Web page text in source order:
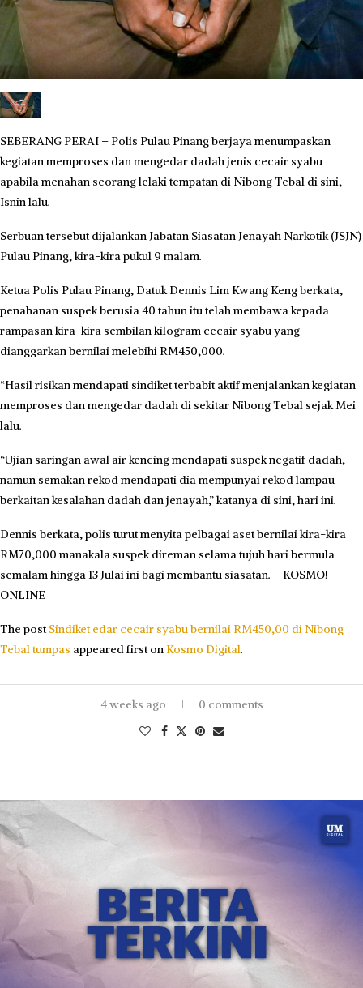
SEBERANG PERAI – Polis Pulau Pinang berjaya menumpaskan
kegiatan memproses dan mengedar dadah jenis cecair syabu
apabila menahan seorang lelaki tempatan di Nibong Tebal di sini,
Isnin lalu.
Serbuan tersebut dijalankan Jabatan Siasatan Jenayah Narkotik (JSJN)
Pulau Pinang, kira-kira pukul 9 malam.
Ketua Polis Pulau Pinang, Datuk Dennis Lim Kwang Keng berkata,
penahanan suspek berusia 40 tahun itu telah membawa kepada
rampasan kira-kira sembilan kilogram cecair syabu yang
dianggarkan bernilai melebihi RM450,000.
“Hasil risikan mendapati sindiket terbabit aktif menjalankan kegiatan
memproses dan mengedar dadah di sekitar Nibong Tebal sejak Mei
lalu.
“Ujian saringan awal air kencing mendapati suspek negatif dadah,
namun semakan rekod mendapati dia mempunyai rekod lampau
berkaitan kesalahan dadah dan jenayah,” katanya di sini, hari ini.
Dennis berkata, polis turut menyita pelbagai aset bernilai kira-kira
RM70,000 manakala suspek direman selama tujuh hari bermula
semalam hingga 13 Julai ini bagi membantu siasatan. – KOSMO!
ONLINE
The postSindiket edar cecair syabu bernilai RM450,00 di Nibong
Tebal tumpas appeared first on Kosmo Digital.
4 weeks ago 0 comments